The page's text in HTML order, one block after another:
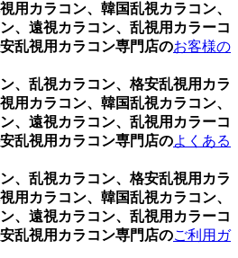
用カラコン、韓国乱視カラコン、
、遠視カラコン、乱視用カラーコ
乱視用カラコン専門店のお客様の
、乱視カラコン、格安乱視用カラ
用カラコン、韓国乱視カラコン、
、遠視カラコン、乱視用カラーコ
乱視用カラコン専門店のよくある
、乱視カラコン、格安乱視用カラ
用カラコン、韓国乱視カラコン、
、遠視カラコン、乱視用カラーコ
乱視用カラコン専門店のご利用ガ